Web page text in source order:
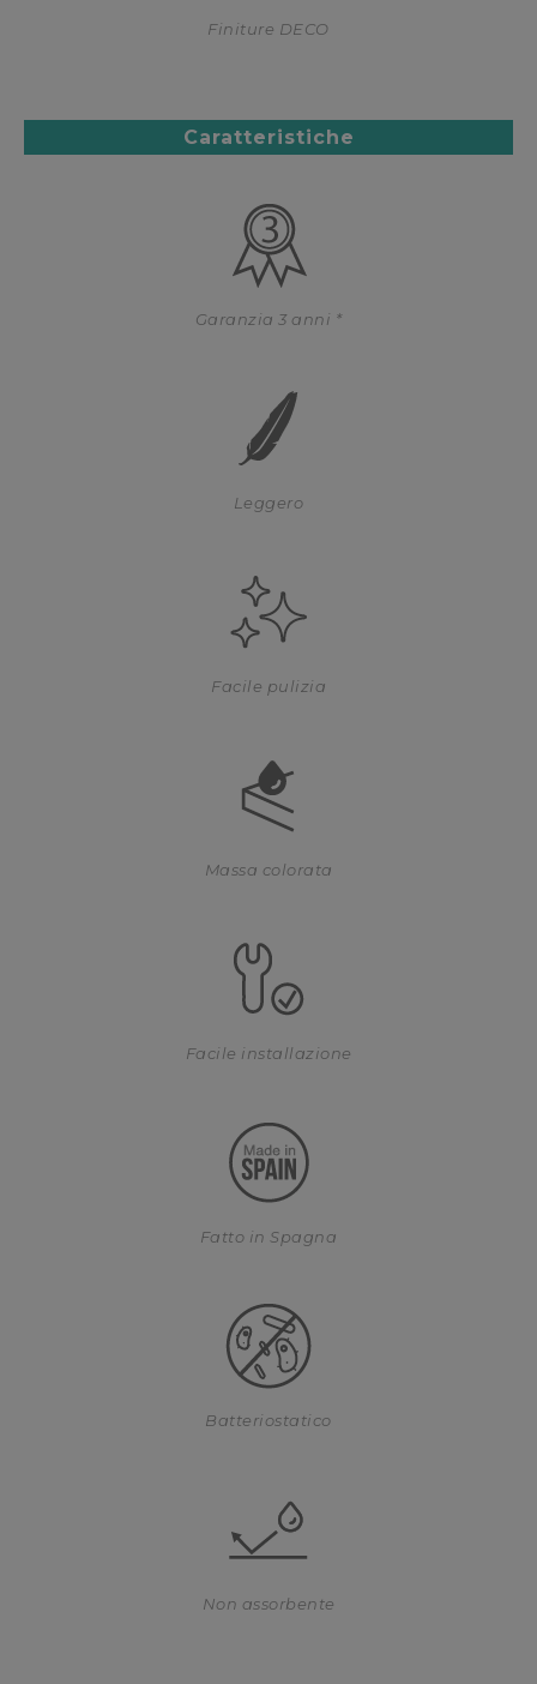
Finiture DECO
Caratteristiche
Garanzia 3 anni *
Leggero
Facile pulizia
Massa colorata
Facile installazione
Fatto in Spagna
Batteriostatico
Non assorbente